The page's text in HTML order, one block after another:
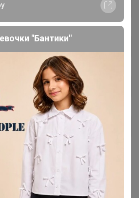
и полностью согласен
в клубе и правилами
в следующих
совместных закупок,
"Бантики"